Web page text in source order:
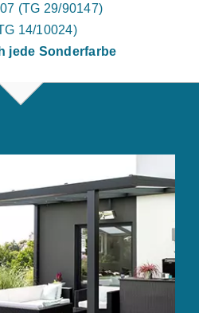
(TG 29/90147)
14/10024)
jede Sonderfarbe